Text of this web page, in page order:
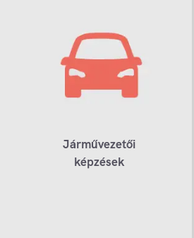
Járművezetői
képzések